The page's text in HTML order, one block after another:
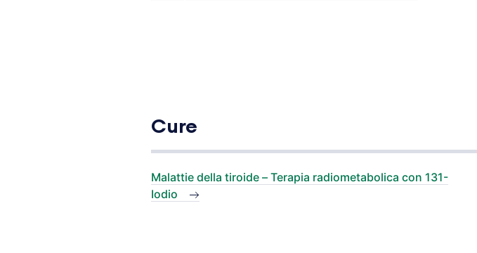
Cure
Malattie della tiroide – Terapia radiometabolica con 131-
Iodio